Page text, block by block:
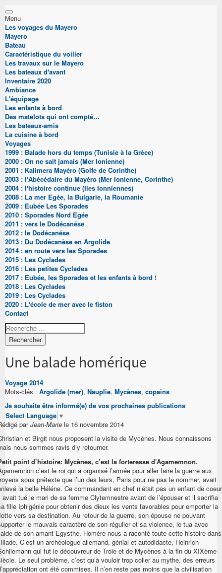
Menu
Les voyages du Mayero
Mayero
Bateau
Caractéristique du voilier
Les travaux sur le Mayero
Les bateaux d'avant
Inventaire 2020
Ambiance
L'équipage
Les enfants à bord
Des matelots qui ont compté…
Les bateaux-amis
La cuisine à bord
Voyages
1999 : Balade hors du temps (Tunisie à la Grèce)
2000 : On ne sait jamais (Mer Ionienne)
2001 : Kalimera Mayéro (Golfe de Corinthe)
2003 : l'Abécédaire du Mayéro (Mer Ionienne, Corinthe)
2004 : l'histoire continue (Iles Ionniennes)
2008 : La mer Egée, la Bulgarie, la Roumanie
2009 : Eubée Les Sporades
2010 : Sporades Nord Egée
2011 : vers le Dodécanése
2012 : le Dodécanése
2013 : Du Dodécanèse en Argolide
2014 : en route vers les Sporades
2015 : Les Cyclades
2016 : Les petites Cyclades
2017 : Eubée, les Sporades et les enfants à bord !
2018 : Les Cyclades
2019 : Les Cyclades
2020 : L'école de mer avec le fiston
Contact
Rechercher
Une balade homérique
Voyage 2014
Mots-clés : Argolide (mer), Nauplie, Mycènes, copains
Je souhaite être informé(e) de vos prochaines publications
Select Language ▼
parJean-Marie le 16 novembre 2014
et Birgit nous proposent la visite de Mycènes. Nous connaissons
nous sommes ravis d’y retourner.
point d’histoire: Mycènes, c’est la forteresse d’Agamemnon.
c’est le roi qui a organisé l’armée pour aller faire la guerre aux
sous prétexte que l’un des leurs, Paris pour ne pas le nommer, avait
la belle Héléne. Ce commandant en chef n’était pas un enfant de
avait tué le mari de sa femme Clytemnestre avant de l’épouser et il sacrifia
fille Iphigénie pour obtenir des dieux les vents favorables pour emporter la
vers sa destination. Au retour de la guerre, son épouse ne pouvant
le mauvais caractère de son régulier et sa violence, le tua avec
de son amant Egysthe. Homère nous a raconté toute cette histoire dans
C’est un archéologue allemand, génial et autodidacte, Heinrich
qui fut le découvreur de Troie et de Mycènes à la fin du XIXème
Le seul problème, c’est qu’à vouloir trop coller au mythe, des erreurs
ont été commises. Il n’en reste pas moins que la civilisation